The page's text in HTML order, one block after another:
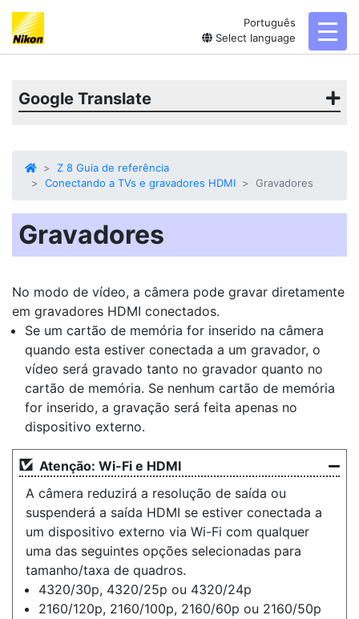
Português
Select language
Google Translate
Z 8 Guia de referência
Conectando a TVs e gravadores HDMI
Gravadores
Gravadores
No modo de vídeo, a câmera pode gravar diretamente
em gravadores HDMI conectados.
Se um cartão de memória for inserido na câmera
quando esta estiver conectada a um gravador, o
vídeo será gravado tanto no gravador quanto no
cartão de memória. Se nenhum cartão de memória
for inserido, a gravação será feita apenas no
dispositivo externo.
Atenção: Wi-Fi e HDMI
A câmera reduzirá a resolução de saída ou
suspenderá a saída HDMI se estiver conectada a
um dispositivo externo via Wi-Fi com qualquer
uma das seguintes opções selecionadas para
tamanho/taxa de quadros.
4320/30p, 4320/25p ou 4320/24p
2160/120p, 2160/100p, 2160/60p ou 2160/50p